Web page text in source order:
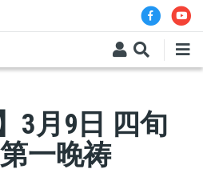
3月9日 四旬
一晚祷